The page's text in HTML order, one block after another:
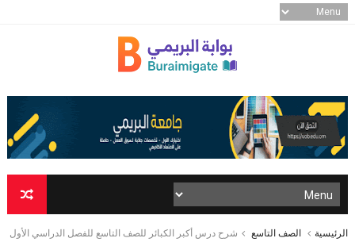
الرئيسية الصف التاسع شرح درس أكبر الكبائر للصف التاسع للفصل الدراسي الأول